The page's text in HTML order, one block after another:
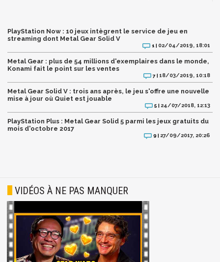
PlayStation Now : 10 jeux intègrent le service de jeu en
streaming dont Metal Gear Solid V
1 | 02/04/2019, 18:01
Metal Gear : plus de 54 millions d'exemplaires dans le monde,
Konami fait le point sur les ventes
7 |18/03/2019, 10:18
Metal Gear Solid V : trois ans après, le jeu s'offre une nouvelle
mise à jour où Quiet est jouable
5 | 24/07/2018, 12:13
PlayStation Plus : Metal Gear Solid 5 parmi les jeux gratuits du
mois d'octobre 2017
9 | 27/09/2017, 20:26
VIDÉOS À NE PAS MANQUER